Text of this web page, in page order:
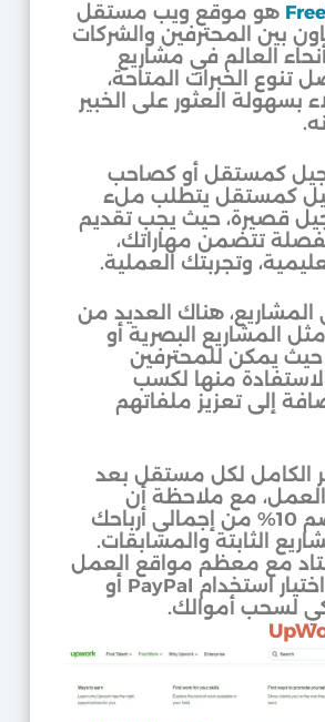
هو موقع ويب مستقل
بين المحترفين والشركات
العالم في مشاريع
تنوع الخبرات المتاحة،
بسهولة العثور على الخبير
كمستقل أو كصاحب
كمستقل يتطلب ملء
قصيرة، حيث يجب تقديم
تتضمن مهاراتك،
وتجربتك العملية.
المشاريع، هناك العديد من
المشاريع البصرية أو
حيث يمكن للمحترفين
منها لكسب
إلى تعزيز ملفاتهم
الكامل لكل مستقل بعد
العمل، مع ملاحظة أن
المنصة تخصم 10% من إجمالي أرباحك
الثابتة والمسابقات.
مع معظم مواقع العمل
الحر، يمكنك اختيار استخدام PayPal أو
لسحب أموالك.